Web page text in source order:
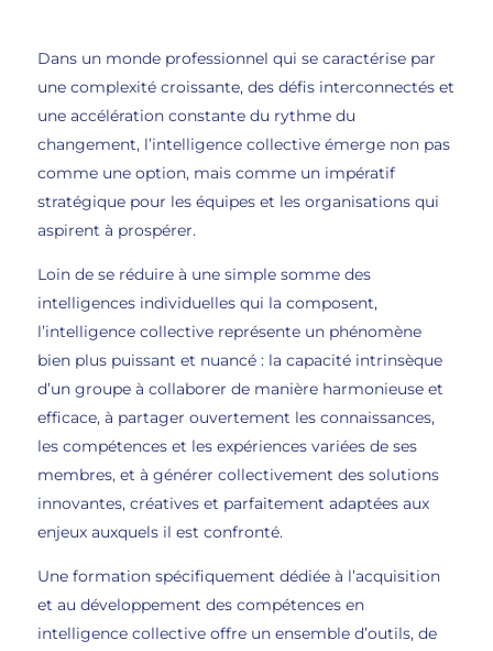
Dans un monde professionnel qui se caractérise par
une complexité croissante, des défis interconnectés et
une accélération constante du rythme du
changement, l’intelligence collective émerge non pas
comme une option, mais comme un impératif
stratégique pour les équipes et les organisations qui
aspirent à prospérer.
Loin de se réduire à une simple somme des
intelligences individuelles qui la composent,
l’intelligence collective représente un phénomène
bien plus puissant et nuancé : la capacité intrinsèque
d’un groupe à collaborer de manière harmonieuse et
efficace, à partager ouvertement les connaissances,
les compétences et les expériences variées de ses
membres, et à générer collectivement des solutions
innovantes, créatives et parfaitement adaptées aux
enjeux auxquels il est confronté.
Une formation spécifiquement dédiée à l’acquisition
et au développement des compétences en
intelligence collective offre un ensemble d’outils, de